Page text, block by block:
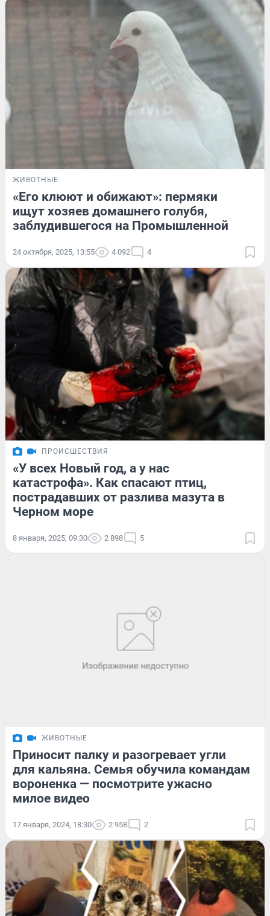
ЖИВОТНЫЕ
«Его клюют и обижают»: пермяки
ищут хозяев домашнего голубя,
заблудившегося на Промышленной
24 октября, 2025, 13:55 4 092 4
ПРОИСШЕСТВИЯ
«У всех Новый год, а у нас
катастрофа». Как спасают птиц,
пострадавших от разлива мазута в
Черном море
8 января, 2025, 09:30 2 898 5
ЖИВОТНЫЕ
Приносит палку и разогревает угли
для кальяна. Семья обучила командам
вороненка — посмотрите ужасно
милое видео
17 января, 2024, 18:30 2 958 2